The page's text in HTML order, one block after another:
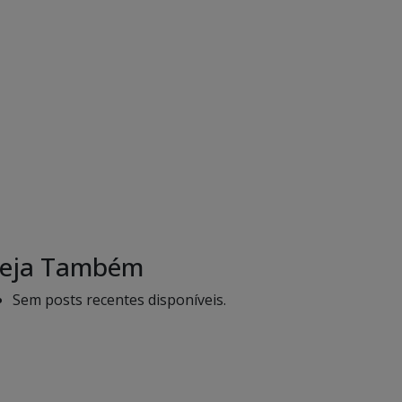
Também
Sem posts recentes disponíveis.